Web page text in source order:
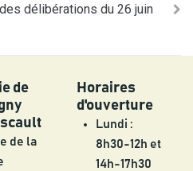
délibérations du 26 juin
de
de la
Horaires
d'ouverture
Lundi :
8h30-12h et
14h-17h30